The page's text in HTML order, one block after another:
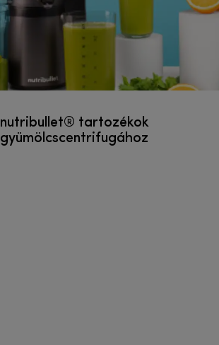
nutribullet® tartozékok
gyümölcscentrifugához